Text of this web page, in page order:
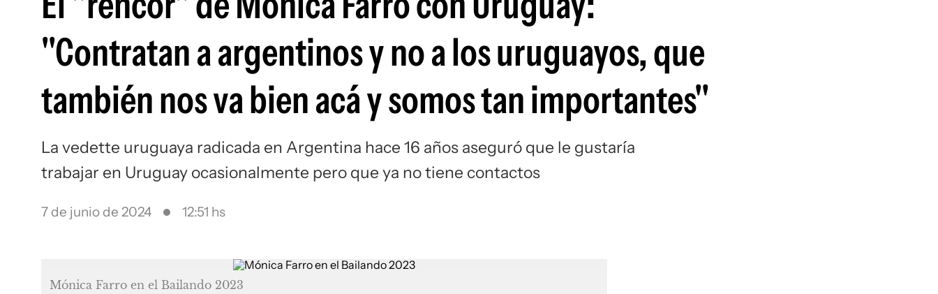
"Contratan a argentinos y no a los uruguayos, que
también nos va bien acá y somos tan importantes"
La vedette uruguaya radicada en Argentina hace 16 años aseguró que le gustaría
trabajar en Uruguay ocasionalmente pero que ya no tiene contactos
7 de junio de 2024 12:51 hs
Mónica Farro en el Bailando 2023